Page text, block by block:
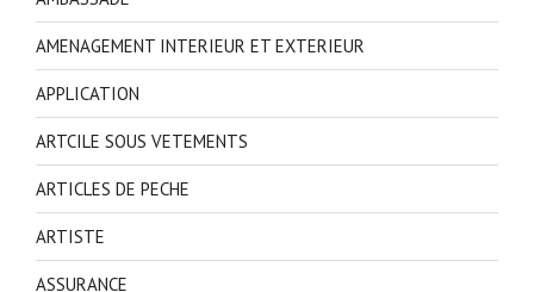
AMENAGEMENT INTERIEUR ET EXTERIEUR
APPLICATION
ARTCILE SOUS VETEMENTS
ARTICLES DE PECHE
ARTISTE
ASSURANCE